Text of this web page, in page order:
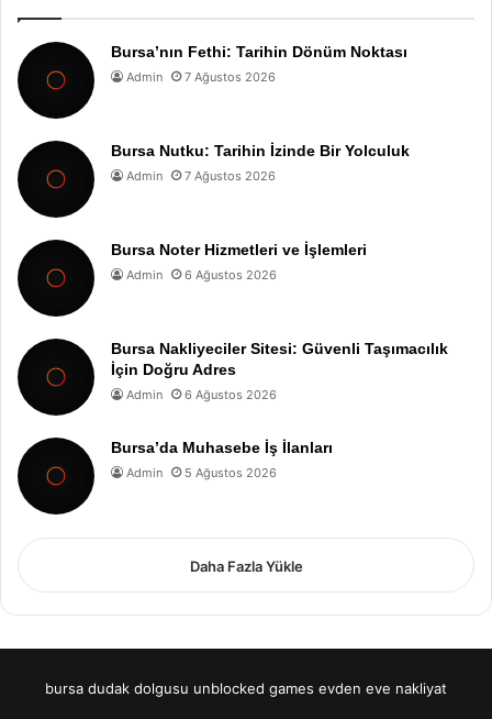
Bursa’nın Fethi: Tarihin Dönüm Noktası
Admin 7 Ağustos 2026
Bursa Nutku: Tarihin İzinde Bir Yolculuk
Admin 7 Ağustos 2026
Bursa Noter Hizmetleri ve İşlemleri
Admin 6 Ağustos 2026
Bursa Nakliyeciler Sitesi: Güvenli Taşımacılık
İçin Doğru Adres
Admin 6 Ağustos 2026
Bursa’da Muhasebe İş İlanları
Admin 5 Ağustos 2026
Daha Fazla Yükle
bursa dudak dolgusu unblocked games evden eve nakliyat